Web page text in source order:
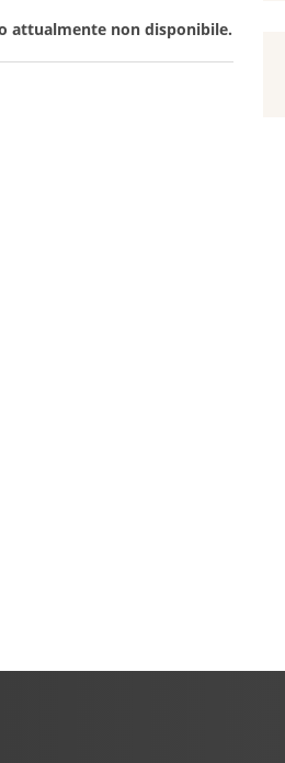
attualmente non disponibile.